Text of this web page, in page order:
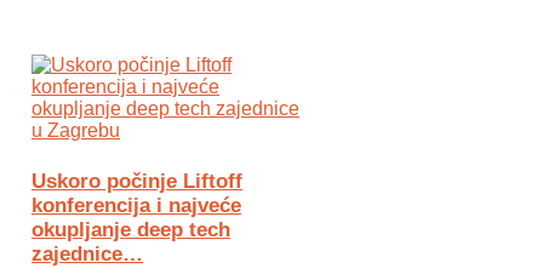
Uskoro počinje Liftoff
konferencija i najveće
okupljanje deep tech
zajednice…